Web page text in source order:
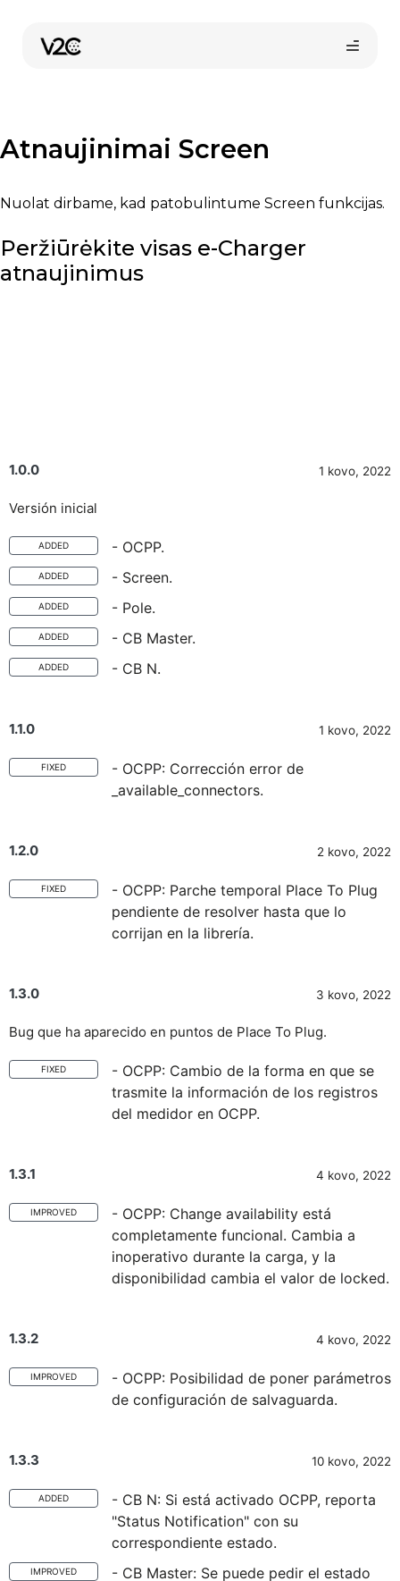
turinio
Pirkti internetu
Atnaujinimai Screen
Nuolat dirbame, kad patobulintume Screen funkcijas.
Peržiūrėkite visas e-Charger
atnaujinimus
1.0.0 1 kovo, 2022
Versión inicial
ADDED - OCPP.
ADDED - Screen.
ADDED - Pole.
ADDED - CB Master.
ADDED - CB N.
1.1.0 1 kovo, 2022
FIXED
- OCPP: Corrección error de
_available_connectors.
1.2.0 2 kovo, 2022
FIXED
- OCPP: Parche temporal Place To Plug
pendiente de resolver hasta que lo
corrijan en la librería.
1.3.0 3 kovo, 2022
Bug que ha aparecido en puntos de Place To Plug.
FIXED
- OCPP: Cambio de la forma en que se
trasmite la información de los registros
del medidor en OCPP.
1.3.1 4 kovo, 2022
IMPROVED
- OCPP: Change availability está
completamente funcional. Cambia a
inoperativo durante la carga, y la
disponibilidad cambia el valor de locked.
1.3.2 4 kovo, 2022
IMPROVED
- OCPP: Posibilidad de poner parámetros
de configuración de salvaguarda.
1.3.3 10 kovo, 2022
ADDED
- CB N: Si está activado OCPP, reporta
"Status Notification" con su
correspondiente estado.
IMPROVED
- CB Master: Se puede pedir el estado